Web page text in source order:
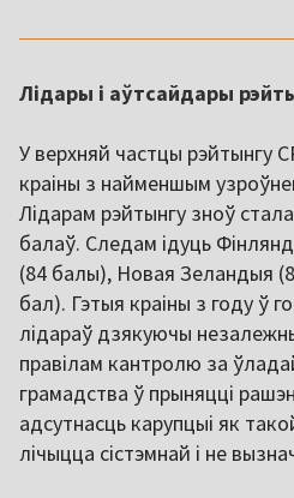
Лідары і аўтсайдары
У верхняй частцы рэйтынгу
краіны з найменшым
Лідарам рэйтынгу зноў
балаў. Следам ідуць
(84 балы), Новая Зеландыя
бал). Гэтыя краіны з году ў
лідараў дзякуючы
правілам кантролю за
грамадства ў прыняцці
адсутнасць карупцыі як
лічыцца сістэмнай і не